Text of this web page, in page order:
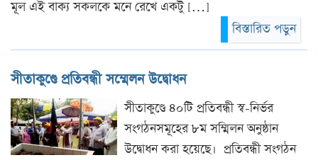
মূল এই বাক্য সকলকে মনে রেখে একটু […]
বিস্তারিত পড়ুন
সীতাকুণ্ডে প্রতিবন্ধী সম্মেলন উদ্বোধন
সীতাকুণ্ডে ৪০টি প্রতিবন্ধী স্ব-নির্ভর
সংগঠনসমূহের ৮ম সম্মিলন অনুষ্ঠান
উদ্বোধন করা হয়েছে। প্রতিবন্ধী সংগঠন